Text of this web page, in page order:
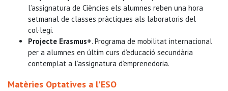
l’assignatura de Ciències els alumnes reben una hora
setmanal de classes pràctiques als laboratoris del
col·legi.
Projecte Erasmus+. Programa de mobilitat internacional
per a alumnes en últim curs d’educació secundària
contemplat a l’assignatura d’emprenedoria.
Matèries Optatives a l'ESO